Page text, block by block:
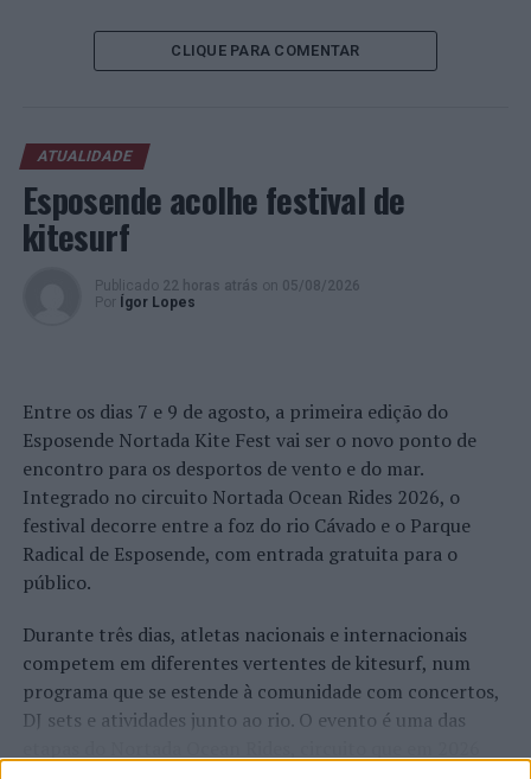
TÓPICOS RELACIONADOS: CRIMINALIDADE
PSP
Autarquia de Sintra aposta no apoio à formação de
professores
NÃO PERCA
Cascais: PSP faz uma detenção e uma identificação por
tráfico e posse de droga
CLIQUE PARA COMENTAR
ATUALIDADE
Esposende acolhe festival de
kitesurf
Publicado 22 horas atrás on 05/08/2026
Por
Ígor Lopes
Entre os dias 7 e 9 de agosto, a primeira edição do
Esposende Nortada Kite Fest vai ser o novo ponto de
encontro para os desportos de vento e do mar.
Integrado no circuito Nortada Ocean Rides 2026, o
festival decorre entre a foz do rio Cávado e o Parque
Radical de Esposende, com entrada gratuita para o
público.
Durante três dias, atletas nacionais e internacionais
competem em diferentes vertentes de kitesurf, num
programa que se estende à comunidade com concertos,
DJ sets e atividades junto ao rio. O evento é uma das